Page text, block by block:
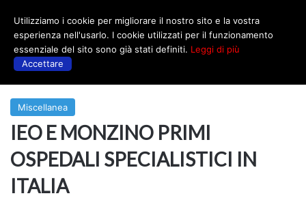
Miscellanea
IEO E MONZINO PRIMI
OSPEDALI SPECIALISTICI IN
ITALIA
Utilizziamo i cookie per migliorare il nostro sito e la vostra
esperienza nell'usarlo. I cookie utilizzati per il funzionamento
essenziale del sito sono già stati definiti. Leggi di più
Accettare